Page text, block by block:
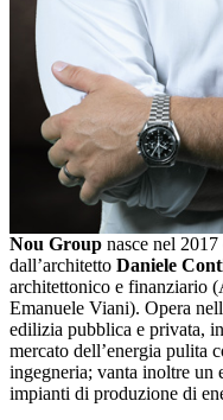
Nou Group nasce nel
dall’architetto Daniele
architettonico e finanziario
Emanuele Viani). Opera
edilizia pubblica e privata,
mercato dell’energia pulita
ingegneria; vanta inoltre un
impianti di produzione di